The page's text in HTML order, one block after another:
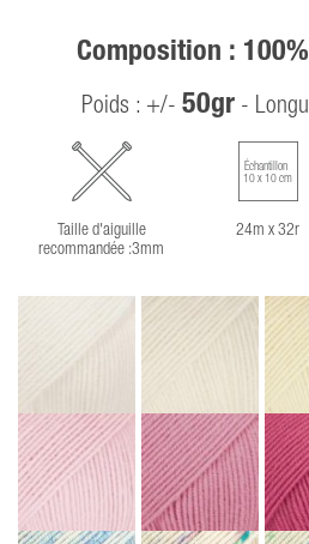
Composition :
Poids : +/- 50gr -
Taille d'aiguille
recommandée :3mm
Échantillon
10 x 10 cm
24m x 32r